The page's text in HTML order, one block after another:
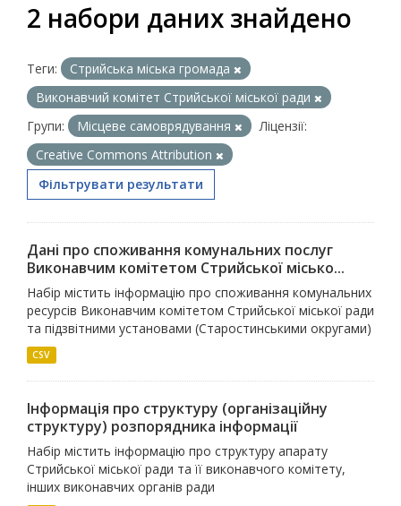
2 набори даних знайдено
Теги:
Стрийська міська громада
Виконавчий комітет Стрийської міської ради
Групи:
Місцеве самоврядування
Ліцензії:
Creative Commons Attribution
Фільтрувати результати
Дані про споживання комунальних послуг
Виконавчим комітетом Стрийської місько...
Набір містить інформацію про споживання комунальних
ресурсів Виконавчим комітетом Стрийської міської ради
та підзвітними установами (Старостинськими округами)
CSV
Інформація про структуру (організаційну
структуру) розпорядника інформації
Набір містить інформацію про структуру апарату
Стрийської міської ради та її виконавчого комітету,
інших виконавчих органів ради